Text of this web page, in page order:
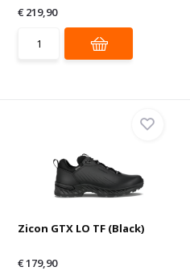
€ 219,90
Zicon GTX LO TF (Black)
€ 179,90